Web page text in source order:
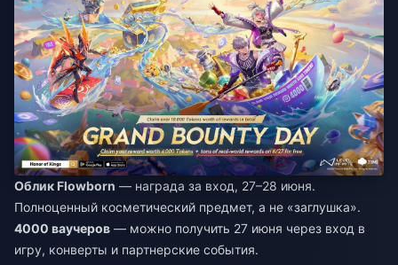
Облик Flowborn — награда за вход, 27–28 июня.
Полноценный косметический предмет, а не «заглушка».
4000 ваучеров — можно получить 27 июня через вход в
игру, конверты и партнерские события.